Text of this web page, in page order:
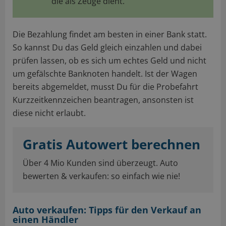
Die Bezahlung findet am besten in einer Bank statt.
So kannst Du das Geld gleich einzahlen und dabei
prüfen lassen, ob es sich um echtes Geld und nicht
um gefälschte Banknoten handelt. Ist der Wagen
bereits abgemeldet, musst Du für die Probefahrt
Kurzzeitkennzeichen beantragen, ansonsten ist
diese nicht erlaubt.
Gratis Autowert berechnen
Über 4 Mio Kunden sind überzeugt. Auto
bewerten & verkaufen: so einfach wie nie!
Auto verkaufen: Tipps für den Verkauf an
einen Händler